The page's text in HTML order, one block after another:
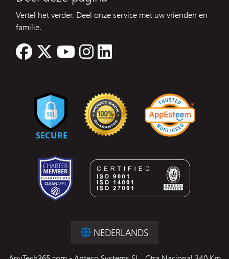
Vertel het verder. Deel onze service met uw vrienden en
familie.
NEDERLANDS